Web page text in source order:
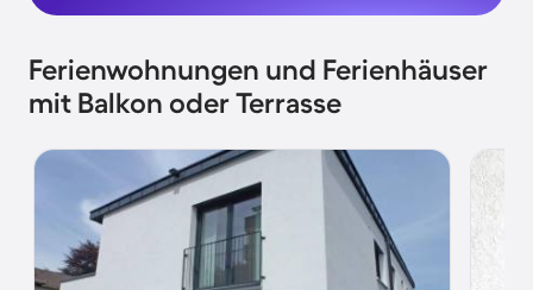
Ferienwohnungen und Ferienhäuser
mit Balkon oder Terrasse